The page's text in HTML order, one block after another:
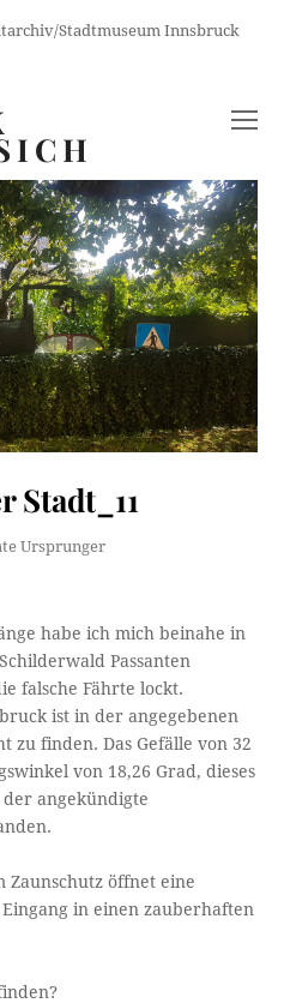
Stadtmuseum Innsbruck
Stadt_11
Ursprunger
habe ich mich beinahe in
Passanten
falsche Fährte lockt.
ist in der angegebenen
zu finden. Das Gefälle von 32
von 18,26 Grad, dieses
angekündigte
Zaunschutz öffnet eine
in einen zauberhaften